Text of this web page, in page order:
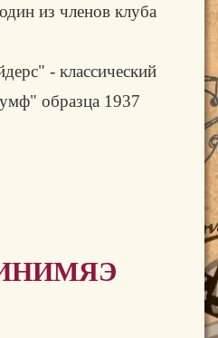
из членов клуба
- классический
образца 1937